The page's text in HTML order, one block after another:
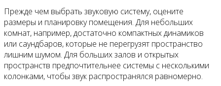
Прежде чем выбрать звуковую систему, оцените
размеры и планировку помещения. Для небольших
комнат, например, достаточно компактных динамиков
или саундбаров, которые не перегрузят пространство
лишним шумом. Для больших залов и открытых
пространств предпочтительнее системы с несколькими
колонками, чтобы звук распространялся равномерно.